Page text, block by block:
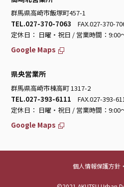
群馬県高崎市飯塚町457-1
TEL.027-370-7063 FAX.027-370-
定休日： 日曜・祝日 / 営業時間：9:00
Google Maps
県央営業所
群馬県高崎市棟高町 1317-2
TEL.027-393-6111 FAX.027-393-
定休日： 日曜・祝日 / 営業時間：9:00
Google Maps
個人情報保護方針